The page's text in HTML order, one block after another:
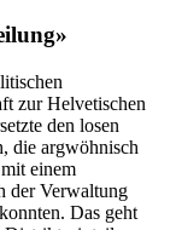
zur Helvetischen
den losen
die argwöhnisch
einem
der Verwaltung
Das geht